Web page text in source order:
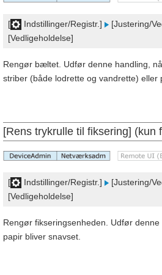
[ Indstillinger/Registr.]
[Justering/
[Vedligeholdelse]
Rengør bæltet. Udfør denne handling,
striber (både lodrette og vandrette) eller
[Rens trykrulle til fiksering] (kun
[ Indstillinger/Registr.]
[Justering/
[Vedligeholdelse]
Rengør fikseringsenheden. Udfør
papir bliver snavset.